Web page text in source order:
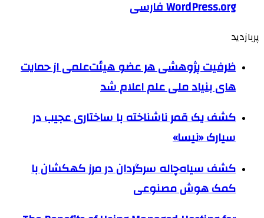
WordPress.org فارسی
پربازدید
ظرفیت پژوهشی هر عضو هیئت‌علمی از حمایت
های بنیاد ملی علم اعلام شد
کشف یک قمر ناشناخته با ساختاری عجیب در
سیارک «نیسا»
کشف سیاه‌چاله سرگردان در مرز کهکشان با
کمک هوش مصنوعی